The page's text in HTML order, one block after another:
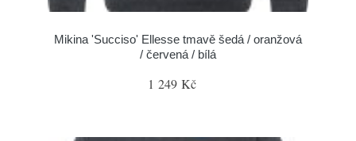
Mikina 'Succiso' Ellesse tmavě šedá / oranžová
/ červená / bílá
1 249 Kč